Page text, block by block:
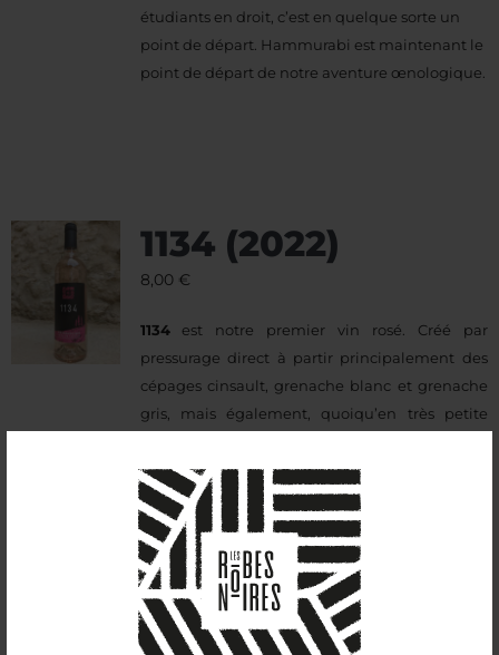
étudiants en droit, c’est en quelque sorte un
point de départ. Hammurabi est maintenant le
point de départ de notre aventure œnologique.
1134 (2022)
8,00 €
1134est notre premier vin rosé. Créé par
pressurage direct à partir principalement des
cépages cinsault, grenache blanc et grenache
gris, mais également, quoiqu’en très petite
et de cabernet sauvignon qui lui donnent sa
robe cœur de fraise / pétale de rose, 1134 a un
nez de groseille, de pêche de vigne et de
verveine, et développe de délicates notes de
petits fruits rouges : airelle, fraise et cerise. Il
s’agit d’un vin biologique, comme tous nos vins,
à la bouche tonique et désaltérante.